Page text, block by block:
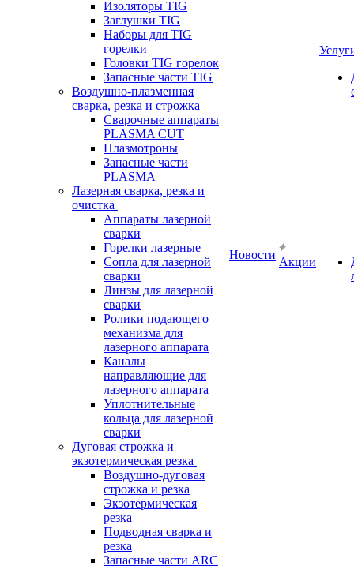
Изоляторы TIG
Заглушки TIG
Наборы для TIG
горелки
Головки TIG горелок
Запасные части TIG
Воздушно-плазменная
сварка, резка и строжка
Сварочные аппараты
PLASMA CUT
Плазмотроны
Запасные части
PLASMA
Лазерная сварка, резка и
очистка
Аппараты лазерной
сварки
Горелки лазерные
Сопла для лазерной
сварки
Линзы для лазерной
сварки
Ролики подающего
механизма для
лазерного аппарата
Каналы
направляющие для
лазерного аппарата
Уплотнительные
кольца для лазерной
сварки
Дуговая строжка и
экзотермическая резка
Воздушно-дуговая
строжка и резка
Экзотермическая
резка
Подводная сварка и
резка
Запасные части ARC
Новости
Акции